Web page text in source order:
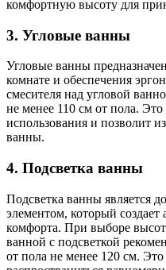
комфортную высоту для
3. Угловые ванны
Угловые ванны
комнате и обеспечения
смесителя над угловой
не менее 110 см от пола. Это
использования и позволит
ванны.
4. Подсветка ванны
Подсветка ванны является
элементом, который создает
комфорта. При выборе
ванной с подсветкой
от пола не менее 120 см.